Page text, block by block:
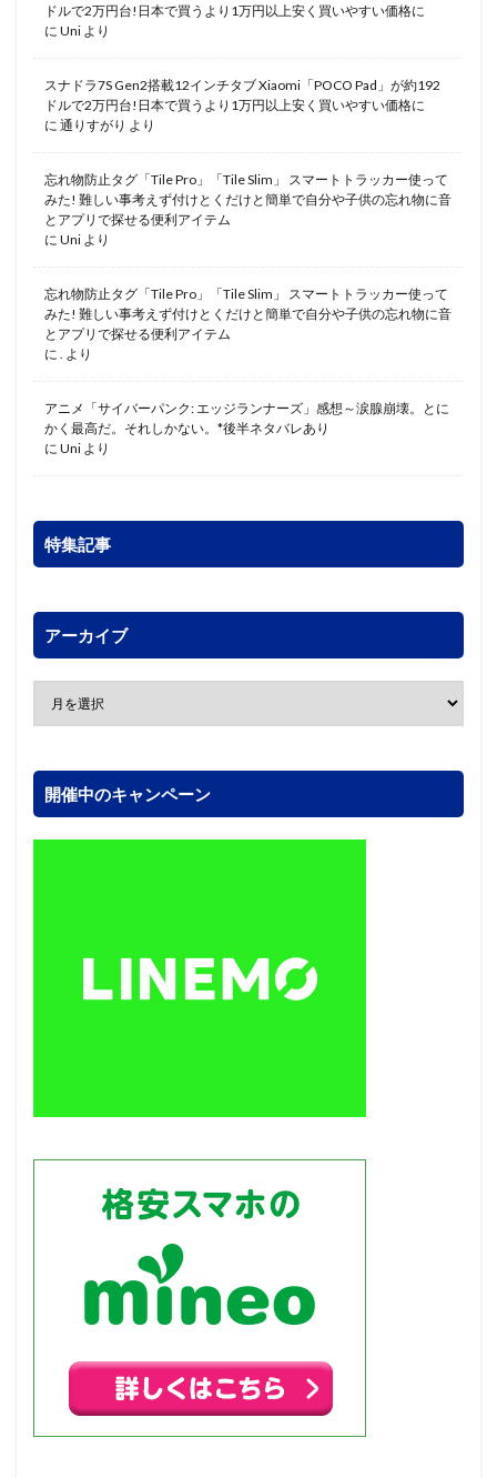
ドルで2万円台!日本で買うより1万円以上安く買いやすい価格に
に Uni より
スナドラ7S Gen2搭載12インチタブ Xiaomi「POCO Pad」が約192
ドルで2万円台!日本で買うより1万円以上安く買いやすい価格に
に 通りすがり より
忘れ物防止タグ「Tile Pro」「Tile Slim」 スマートトラッカー使って
みた! 難しい事考えず付けとくだけと簡単で自分や子供の忘れ物に音
とアプリで探せる便利アイテム
に Uni より
忘れ物防止タグ「Tile Pro」「Tile Slim」 スマートトラッカー使って
みた! 難しい事考えず付けとくだけと簡単で自分や子供の忘れ物に音
とアプリで探せる便利アイテム
に
より
アニメ「サイバーパンク: エッジランナーズ」感想～涙腺崩壊。とに
かく最高だ。それしかない。*後半ネタバレあり
に Uni より
特集記事
アーカイブ
開催中のキャンペーン